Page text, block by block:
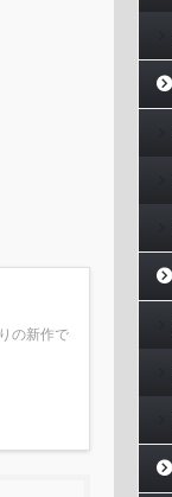
の新作で